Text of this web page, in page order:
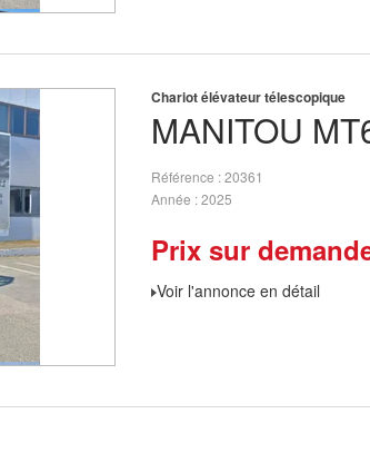
MANITOU
Chariot élévateur télescopique
Référence 20361
Année 2025
Prix sur
Voir l'annonce en détail